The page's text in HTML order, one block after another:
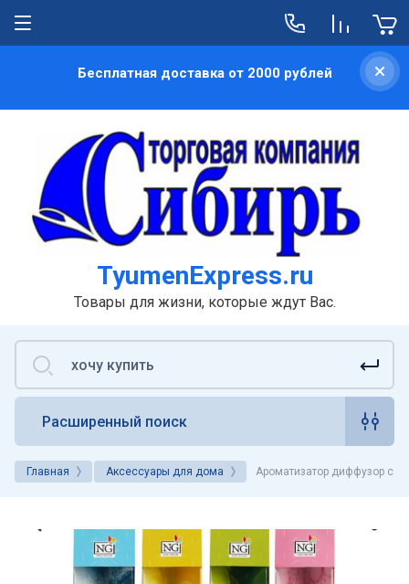
Бесплатная доставка от 2000 рублей
TyumenExpress.ru
Товары для жизни, которые ждут Вас.
Расширенный поиск
Главная Аксессуары для дома Ароматизатор диффузор с